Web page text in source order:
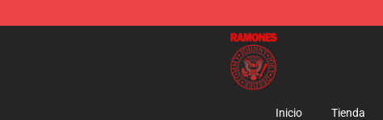
Ramones Store - Official Ramones Merchandise Shop
Inicio Tienda